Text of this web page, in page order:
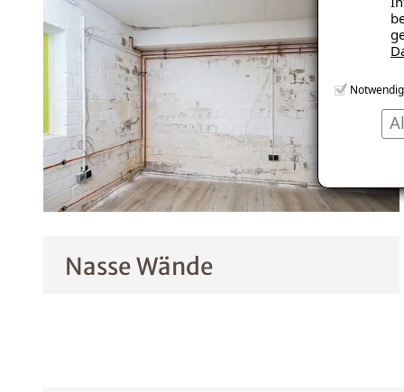
Notwendig
Nasse Wände